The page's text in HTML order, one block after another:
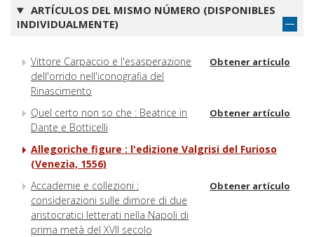
ARTÍCULOS DEL MISMO NÚMERO (DISPONIBLES
INDIVIDUALMENTE)
Vittore Carpaccio e l'esasperazione
dell'orrido nell'iconografia del
Rinascimento
Obtener artículo
Quel certo non so che : Beatrice in
Dante e Botticelli
Obtener artículo
Allegoriche figure : l'edizione Valgrisi del Furioso
(Venezia, 1556)
Accademie e collezioni :
considerazioni sulle dimore di due
aristocratici letterati nella Napoli di
prima metà del XVII secolo
Obtener artículo